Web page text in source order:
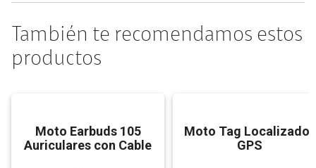
También te recomendamos estos
productos
Moto Earbuds 105
Auriculares con Cable
Moto Tag Localizador
GPS